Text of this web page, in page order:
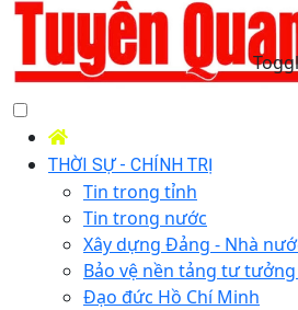
THỜI SỰ - CHÍNH TRỊ
Tin trong tỉnh
Tin trong nước
Xây dựng Đảng - Nhà
Bảo vệ nền tảng tư
Đạo đức Hồ Chí Minh